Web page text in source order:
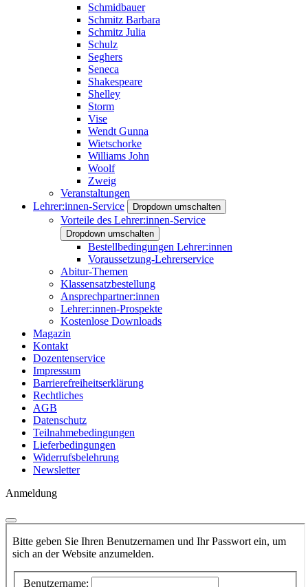
Schmidbauer
Schmitz Barbara
Schmitz Julia
Schulz
Seghers
Seneca
Shakespeare
Shelley
Storm
Vise
Wendt Gunna
Wietschorke
Williams John
Woolf
Zweig
Veranstaltungen
Lehrer:innen-Service
Dropdown umschalten
Vorteile des Lehrer:innen-Service
Dropdown umschalten
Bestellbedingungen Lehrer:innen
Voraussetzung-Lehrerservice
Abitur-Themen
Klassensatzbestellung
Ansprechpartner:innen
Lehrer:innen-Prospekte
Kostenlose Downloads
Magazin
Kontakt
Dozentenservice
Impressum
Barrierefreiheitserklärung
Rechtliches
AGB
Datenschutz
Teilnahmebedingungen
Lieferbedingungen
Widerrufsbelehrung
Newsletter
Anmeldung